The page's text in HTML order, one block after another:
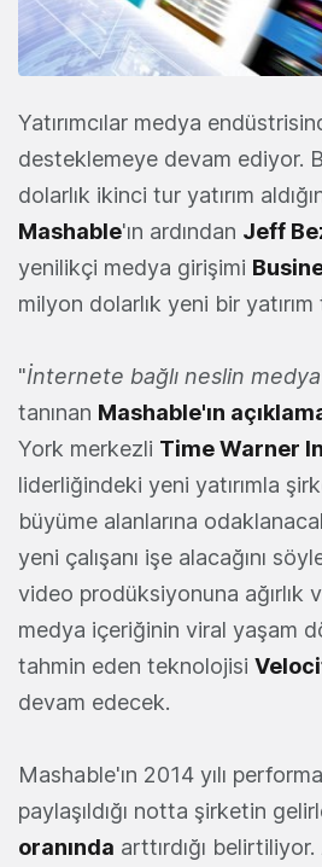
Yatırımcılar medya
desteklemeye devam ediyor.
dolarlık ikinci tur yatırım
Mashable'ın ardından Jeff
yenilikçi medya girişimi
milyon dolarlık yeni bir
"İnternete bağlı neslin
tanınan Mashable'ın
York merkezli Time Warner
liderliğindeki yeni yatırımla
büyüme alanlarına
yeni çalışanı işe alacağını
video prodüksiyonuna ağırlık
medya içeriğinin viral yaşam
tahmin eden teknolojisi
devam edecek.
Mashable'ın 2014 yılı
paylaşıldığı notta şirketin
oranında arttırdığı